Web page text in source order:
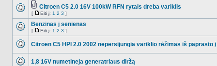
NO_UNREAD_POSTS
Tema
turi
prikabintų
failų
Citroen C5 2.0 16V 100kW RFN rytais dreba variklis
[
Eiti
į
Eiti į: 1 2 3 ]
NO_UNREAD_POSTS
Benzinas į senienas
[
Eiti
Eiti į: 1 2 3 ]
Citroen C5 HPI 2.0 2002 nepersijungia variklio rėžimas iš paprasto į
1,8 16V numetineja generatriaus diržą